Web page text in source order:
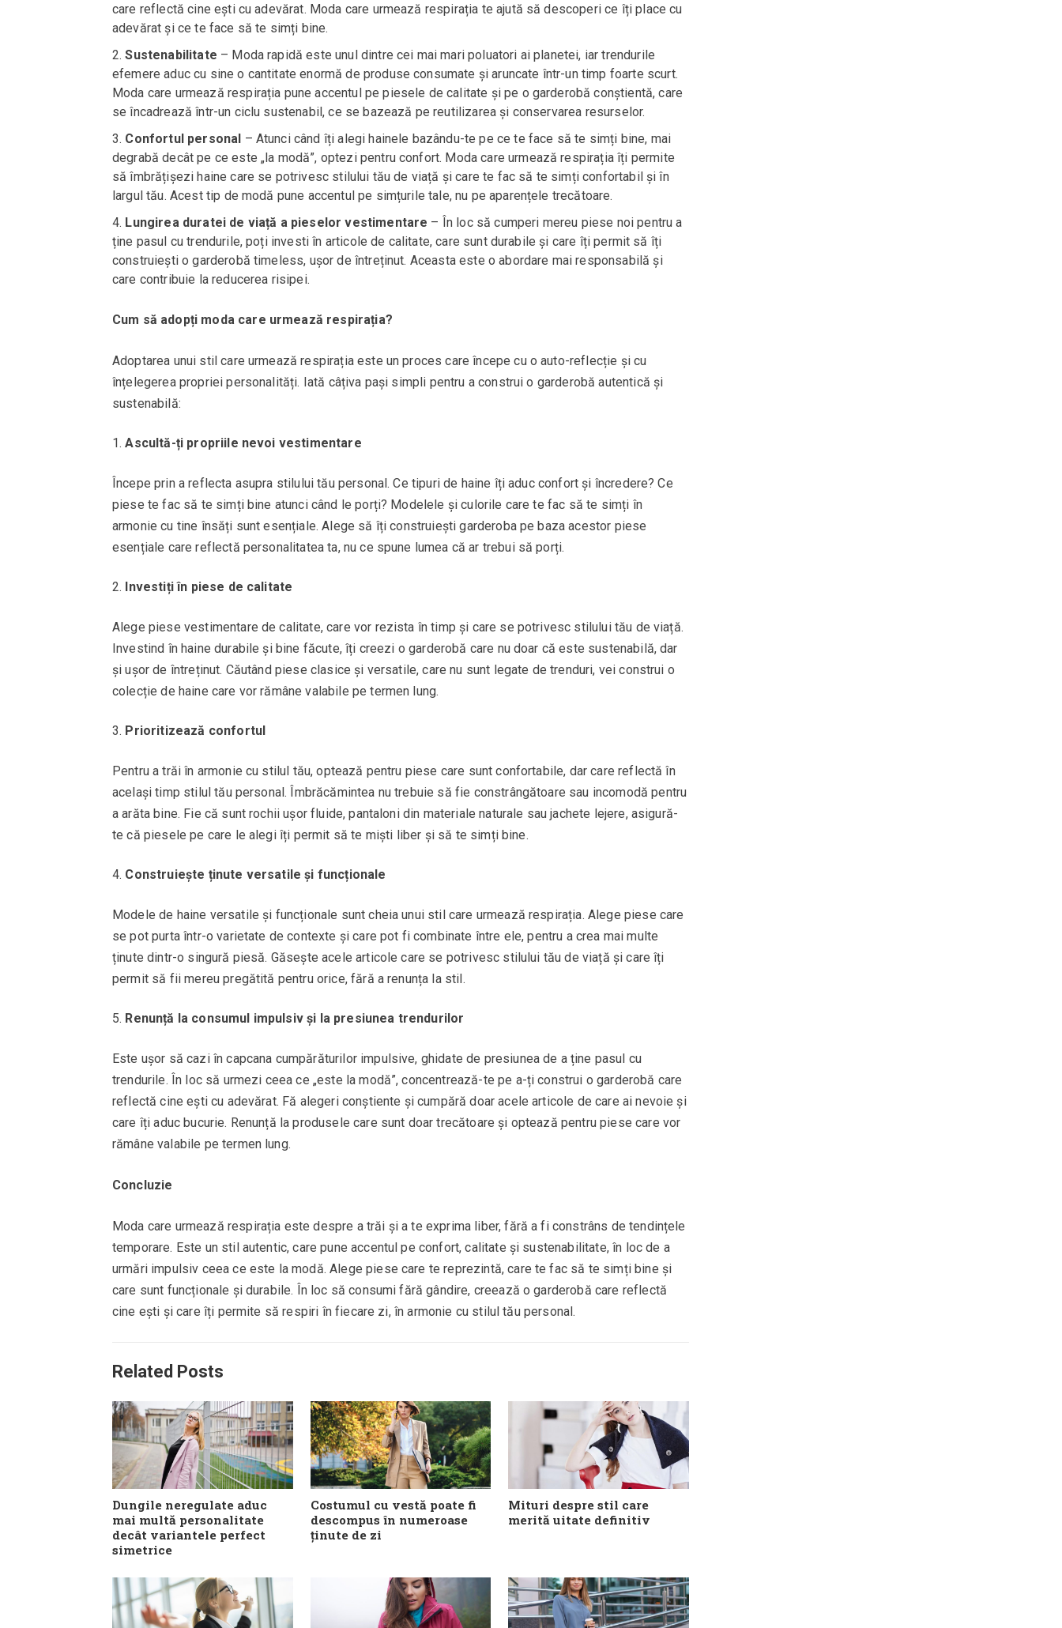
care reflectă cine ești cu adevărat. Moda care urmează respirația te ajută să descoperi ce îți place cu
adevărat și ce te face să te simți bine.
Sustenabilitate – Moda rapidă este unul dintre cei mai mari poluatori ai planetei, iar trendurile
efemere aduc cu sine o cantitate enormă de produse consumate și aruncate într-un timp foarte scurt.
Moda care urmează respirația pune accentul pe piesele de calitate și pe o garderobă conștientă, care
se încadrează într-un ciclu sustenabil, ce se bazează pe reutilizarea și conservarea resurselor.
Confortul personal – Atunci când îți alegi hainele bazându-te pe ce te face să te simți bine, mai
degrabă decât pe ce este „la modă”, optezi pentru confort. Moda care urmează respirația îți permite
să îmbrățișezi haine care se potrivesc stilului tău de viață și care te fac să te simți confortabil și în
largul tău. Acest tip de modă pune accentul pe simțurile tale, nu pe aparențele trecătoare.
Lungirea duratei de viață a pieselor vestimentare – În loc să cumperi mereu piese noi pentru a
ține pasul cu trendurile, poți investi în articole de calitate, care sunt durabile și care îți permit să îți
construiești o garderobă timeless, ușor de întreținut. Aceasta este o abordare mai responsabilă și
care contribuie la reducerea risipei.
Cum să adopți moda care urmează respirația?
Adoptarea unui stil care urmează respirația este un proces care începe cu o auto-reflecție și cu
înțelegerea propriei personalități. Iată câțiva pași simpli pentru a construi o garderobă autentică și
sustenabilă:
Ascultă-ți propriile nevoi vestimentare
Începe prin a reflecta asupra stilului tău personal. Ce tipuri de haine îți aduc confort și încredere? Ce
piese te fac să te simți bine atunci când le porți? Modelele și culorile care te fac să te simți în
armonie cu tine însăți sunt esențiale. Alege să îți construiești garderoba pe baza acestor piese
esențiale care reflectă personalitatea ta, nu ce spune lumea că ar trebui să porți.
Investiți în piese de calitate
Alege piese vestimentare de calitate, care vor rezista în timp și care se potrivesc stilului tău de viață.
Investind în haine durabile și bine făcute, îți creezi o garderobă care nu doar că este sustenabilă, dar
și ușor de întreținut. Căutând piese clasice și versatile, care nu sunt legate de trenduri, vei construi o
colecție de haine care vor rămâne valabile pe termen lung.
Prioritizează confortul
Pentru a trăi în armonie cu stilul tău, optează pentru piese care sunt confortabile, dar care reflectă în
același timp stilul tău personal. Îmbrăcămintea nu trebuie să fie constrângătoare sau incomodă pentru
a arăta bine. Fie că sunt rochii ușor fluide, pantaloni din materiale naturale sau jachete lejere, asigură-
te că piesele pe care le alegi îți permit să te miști liber și să te simți bine.
Construiește ținute versatile și funcționale
Modele de haine versatile și funcționale sunt cheia unui stil care urmează respirația. Alege piese care
se pot purta într-o varietate de contexte și care pot fi combinate între ele, pentru a crea mai multe
ținute dintr-o singură piesă. Găsește acele articole care se potrivesc stilului tău de viață și care îți
permit să fii mereu pregătită pentru orice, fără a renunța la stil.
Renunță la consumul impulsiv și la presiunea trendurilor
Este ușor să cazi în capcana cumpărăturilor impulsive, ghidate de presiunea de a ține pasul cu
trendurile. În loc să urmezi ceea ce „este la modă”, concentrează-te pe a-ți construi o garderobă care
reflectă cine ești cu adevărat. Fă alegeri conștiente și cumpără doar acele articole de care ai nevoie și
care îți aduc bucurie. Renunță la produsele care sunt doar trecătoare și optează pentru piese care vor
rămâne valabile pe termen lung.
Concluzie
Moda care urmează respirația este despre a trăi și a te exprima liber, fără a fi constrâns de tendințele
temporare. Este un stil autentic, care pune accentul pe confort, calitate și sustenabilitate, în loc de a
urmări impulsiv ceea ce este la modă. Alege piese care te reprezintă, care te fac să te simți bine și
care sunt funcționale și durabile. În loc să consumi fără gândire, creează o garderobă care reflectă
cine ești și care îți permite să respiri în fiecare zi, în armonie cu stilul tău personal.
Related Posts
Dungile neregulate aduc
mai multă personalitate
decât variantele perfect
simetrice
Costumul cu vestă poate fi
descompus în numeroase
ținute de zi
Mituri despre stil care
merită uitate definitiv